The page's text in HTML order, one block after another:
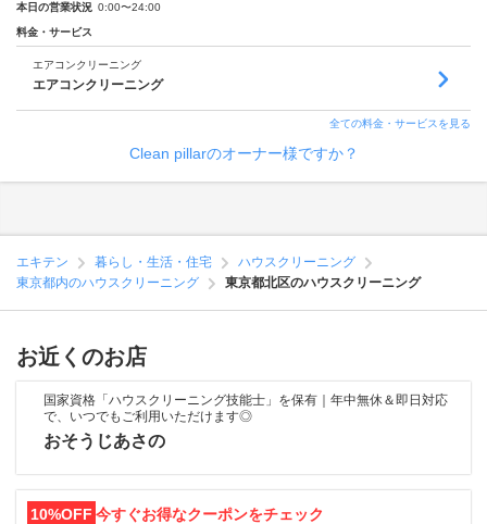
本日の営業状況 0:00〜24:00
料金・サービス
エアコンクリーニング
エアコンクリーニング
全ての料金・サービスを見る
Clean pillarのオーナー様ですか？
エキテン 暮らし・生活・住宅
ハウスクリーニング
東京都内のハウスクリーニング
東京都北区のハウスクリーニング
お近くのお店
国家資格「ハウスクリーニング技能士」を保有｜年中無休＆即日対応
で、いつでもご利用いただけます◎
おそうじあさの
10%OFF 今すぐお得なクーポンをチェック